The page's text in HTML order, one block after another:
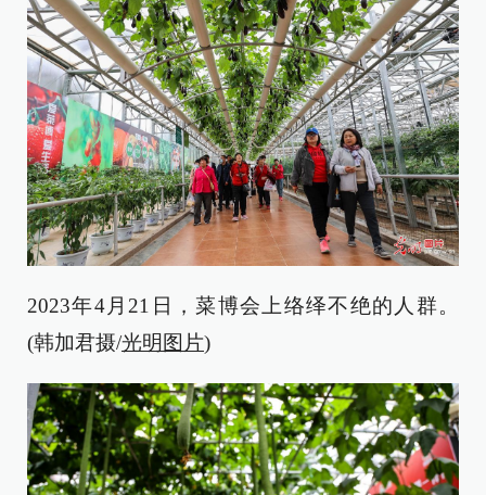
2023年4月21日，菜博会上络绎不绝的人群。
(韩加君摄/光明图片)